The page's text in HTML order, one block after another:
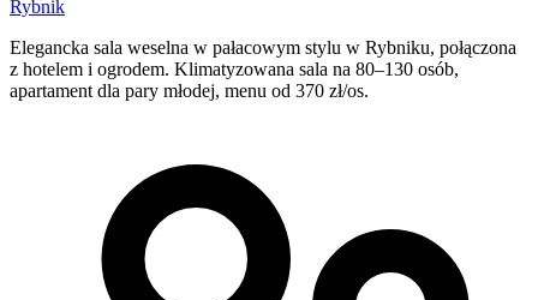
Rybnik
Elegancka sala weselna w pałacowym stylu w Rybniku, połączona
z hotelem i ogrodem. Klimatyzowana sala na 80–130 osób,
apartament dla pary młodej, menu od 370 zł/os.